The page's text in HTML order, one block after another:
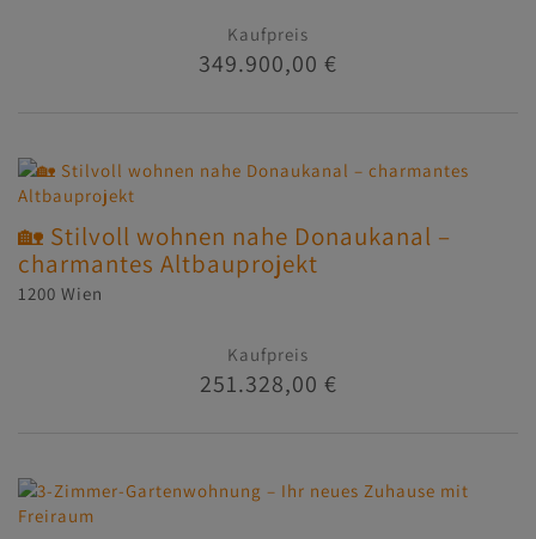
Kaufpreis
349.900,00 €
🏡 Stilvoll wohnen nahe Donaukanal –
charmantes Altbauprojekt
1200 Wien
Kaufpreis
251.328,00 €